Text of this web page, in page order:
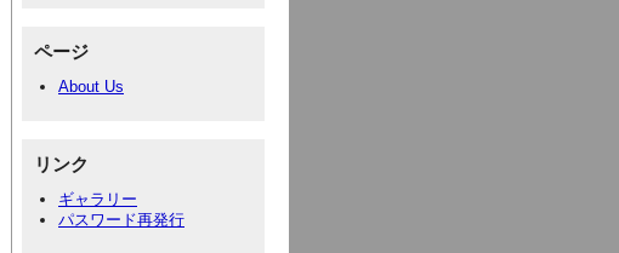
ページ
About Us
リンク
ギャラリー
パスワード再発行